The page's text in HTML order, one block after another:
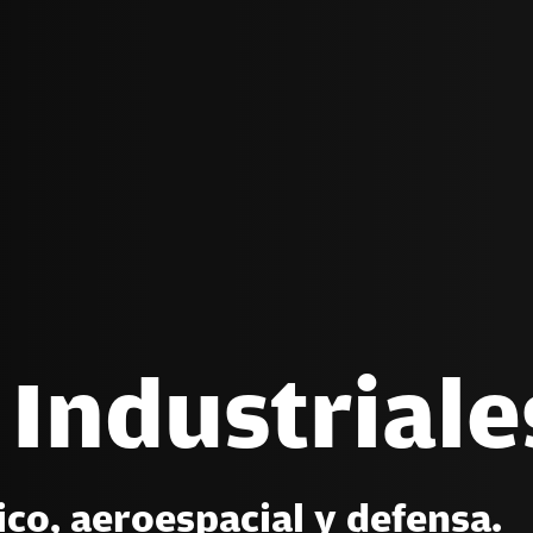
aeroespacial y defensa.